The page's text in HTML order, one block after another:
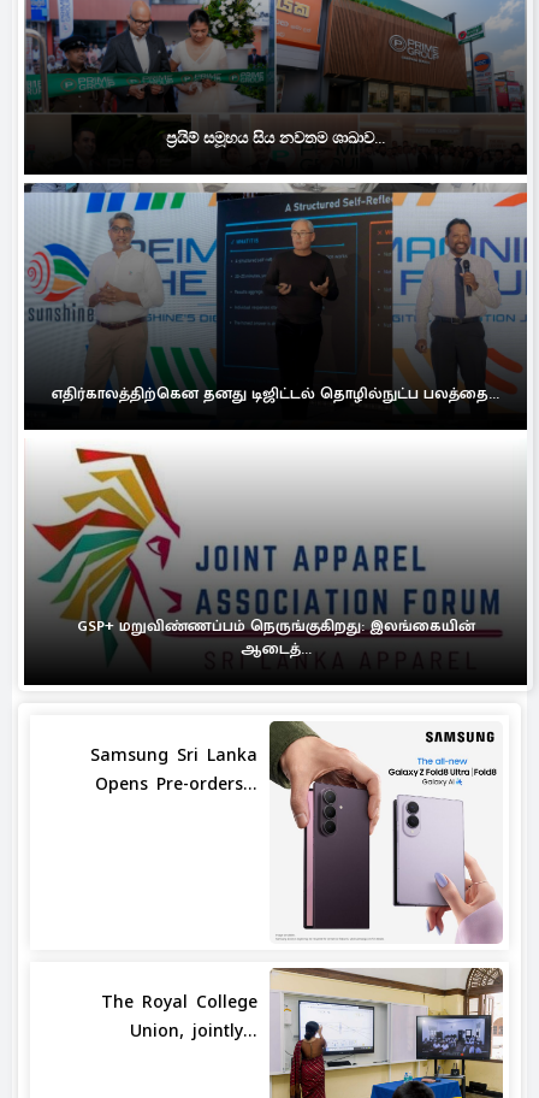
ප්‍රයිම් සමූහය සිය නවතම ශාඛාව...
எதிர்காலத்திற்கென தனது டிஜிட்டல் தொழில்நுட்ப பலத்தை...
GSP+ மறுவிண்ணப்பம் நெருங்குகிறது: இலங்கையின்
ஆடைத்...
Samsung Sri Lanka
Opens Pre-orders...
The Royal College
Union, jointly...